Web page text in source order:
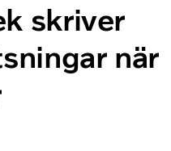
skriver
när